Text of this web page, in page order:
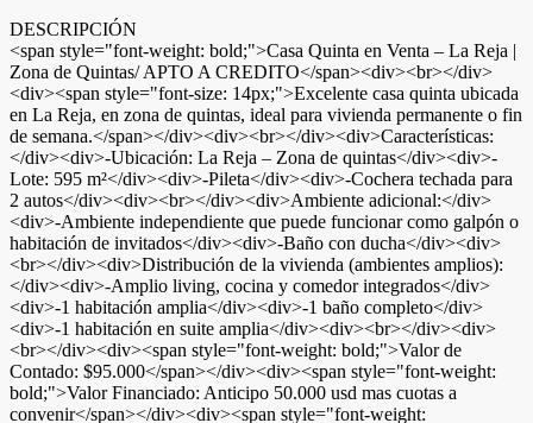
DESCRIPCIÓN
<span style="font-weight: bold;">Casa Quinta en Venta – La Reja |
Zona de Quintas/ APTO A CREDITO</span><div><br></div>
<div><span style="font-size: 14px;">Excelente casa quinta ubicada
en La Reja, en zona de quintas, ideal para vivienda permanente o fin
de semana.</span></div><div><br></div><div>Características:
</div><div>-Ubicación: La Reja – Zona de quintas</div><div>-
Lote: 595 m²</div><div>-Pileta</div><div>-Cochera techada para
2 autos</div><div><br></div><div>Ambiente adicional:</div>
<div>-Ambiente independiente que puede funcionar como galpón o
habitación de invitados</div><div>-Baño con ducha</div><div>
<br></div><div>Distribución de la vivienda (ambientes amplios):
</div><div>-Amplio living, cocina y comedor integrados</div>
<div>-1 habitación amplia</div><div>-1 baño completo</div>
<div>-1 habitación en suite amplia</div><div><br></div><div>
<br></div><div><span style="font-weight: bold;">Valor de
Contado: $95.000</span></div><div><span style="font-weight:
bold;">Valor Financiado: Anticipo 50.000 usd mas cuotas a
convenir</span></div><div><span style="font-weight: